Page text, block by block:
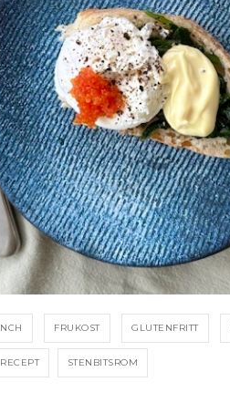
FRUKOST GLUTENFRITT
RECEPT STENBITSROM